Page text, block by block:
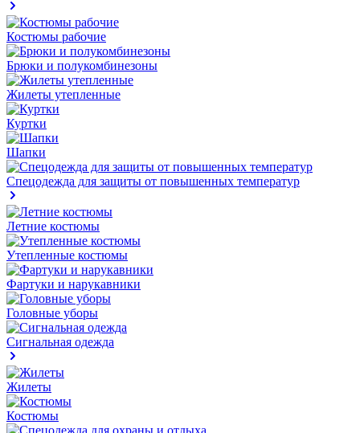
Костюмы рабочие
Брюки и полукомбинезоны
Жилеты утепленные
Куртки
Шапки
Спецодежда для защиты от повышенных температур
Летние костюмы
Утепленные костюмы
Фартуки и нарукавники
Головные уборы
Сигнальная одежда
Жилеты
Костюмы